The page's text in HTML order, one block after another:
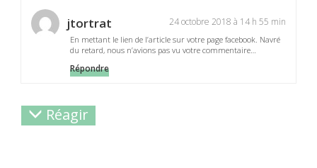
jtortrat 24 octobre 2018 à 14 h 55 min
En mettant le lien de l’article sur votre page facebook. Navré
du retard, nous n’avions pas vu votre commentaire…
Répondre
Réagir